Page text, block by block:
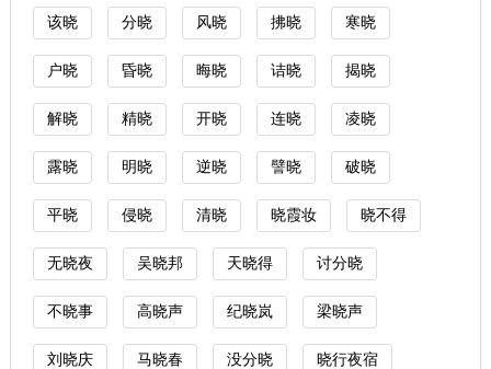
该晓 分晓 风晓 拂晓 寒晓
户晓 昏晓 晦晓 诘晓 揭晓
解晓 精晓 开晓 连晓 凌晓
露晓 明晓 逆晓 譬晓 破晓
平晓 侵晓 清晓 晓霞妆 晓不得
无晓夜 吴晓邦 天晓得 讨分晓
不晓事 高晓声 纪晓岚 梁晓声
刘晓庆 马晓春 没分晓 晓行夜宿